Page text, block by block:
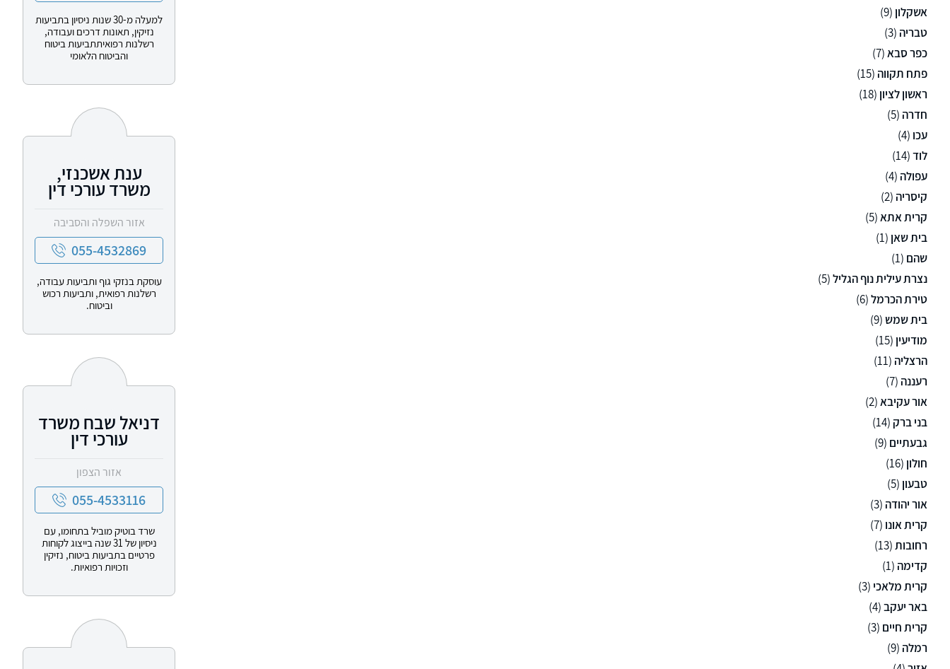
אשקלון (9)
טבריה (3)
כפר סבא(7)
פתח תקווה (15)
ראשון לציון (18)
חדרה (5)
עכו (4)
לוד(14)
עפולה (4)
קיסריה (2)
קרית אתא(5)
בית שאן (1)
שהם (1)
נצרת עילית נוף הגליל(5)
טירת הכרמל(6)
בית שמש(9)
מודיעין (15)
הרצליה (11)
רעננה (7)
אור עקיבא(2)
בני ברק(14)
גבעתיים (9)
חולון (16)
טבעון (5)
אור יהודה (3)
קרית אונו (7)
רחובות(13)
קדימה (1)
קרית מלאכי (3)
באר יעקב(4)
קרית חיים (3)
רמלה (9)
למעלה מ-30 שנות ניסיון בתביעות
נזיקין, תאונות דרכים ועבודה,
רשלנות רפואיתתביעות ביטוח
והביטוח הלאומי
ענת אשכנזי,
משרד עורכי דין
אזור השפלה והסביבה
055-4532869
עוסקת בנזקי גוף ותביעות עבודה,
רשלנות רפואית, ותביעות רכוש
וביטוח.
דניאל שבח משרד
עורכי דין
אזור הצפון
055-4533116
שרד בוטיק מוביל בתחומו, עם
ניסיון של 31 שנה בייצוג לקוחות
פרטיים בתביעות ביטוח, נזיקין
וזכויות רפואיות.